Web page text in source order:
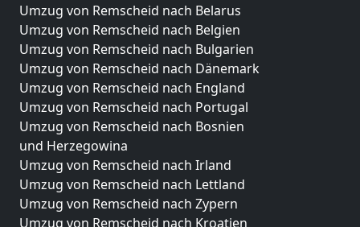
Umzug von Remscheid nach Belarus
Umzug von Remscheid nach Belgien
Umzug von Remscheid nach Bulgarien
Umzug von Remscheid nach Dänemark
Umzug von Remscheid nach England
Umzug von Remscheid nach Portugal
Umzug von Remscheid nach Bosnien
und Herzegowina
Umzug von Remscheid nach Irland
Umzug von Remscheid nach Lettland
Umzug von Remscheid nach Zypern
Umzug von Remscheid nach Kroatien